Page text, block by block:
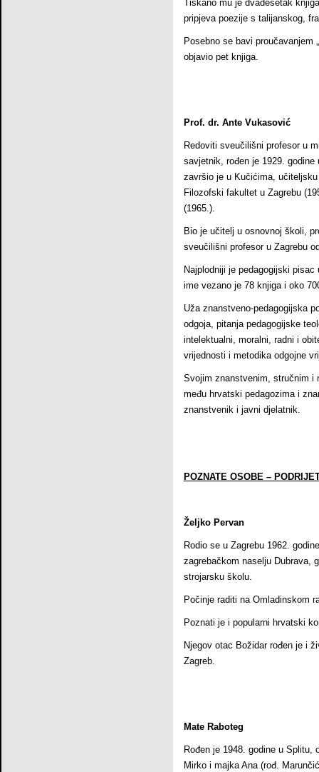
Tiskano mu je dvadesetak
pripjeva poezije s talijanskog,
Posebno se bavi proučavanjem
objavio pet knjiga.
Prof. dr. Ante Vukasović
Redoviti sveučilišni profesor u
savjetnik, rođen je 1929.
završio je u Kučićima,
Filozofski fakultet u Zagrebu
(1965.).
Bio je učitelj u osnovnoj školi,
sveučilišni profesor u Zagrebu
Najplodniji je pedagogijski
ime vezano je 78 knjiga i oko
Uža znanstveno-pedagogijska
odgoja, pitanja pedagogijske
intelektualni, moralni, radni i
vrijednosti i metodika odgojne
Svojim znanstvenim, stručnim i
među hrvatski pedagozima i
znanstvenik i javni djelatnik.
POZNATE OSOBE –
Željko Pervan
Rodio se u Zagrebu 1962.
zagrebačkom naselju Dubrava,
strojarsku školu.
Počinje raditi na Omladinskom
Poznati je i popularni hrvatski
Njegov otac Božidar rođen je i
Zagreb.
Mate Raboteg
Rođen je 1948. godine u Splitu,
Mirko i majka Ana (rođ.